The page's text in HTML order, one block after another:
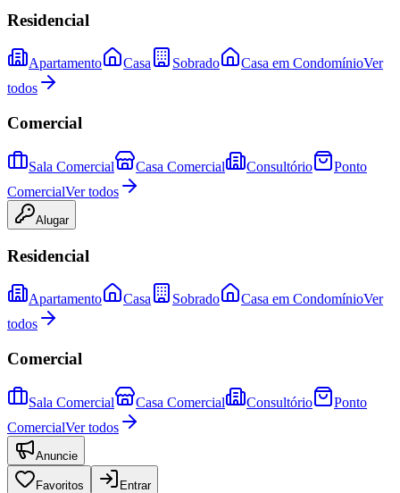
Residencial
Apartamento Casa Sobrado Casa em CondomínioVer
todos
Comercial
Sala Comercial Casa Comercial Consultório
Ponto
ComercialVer todos
Alugar
Residencial
Apartamento Casa Sobrado Casa em CondomínioVer
todos
Comercial
Sala Comercial Casa Comercial Consultório
Ponto
ComercialVer todos
Anuncie
Favoritos Entrar